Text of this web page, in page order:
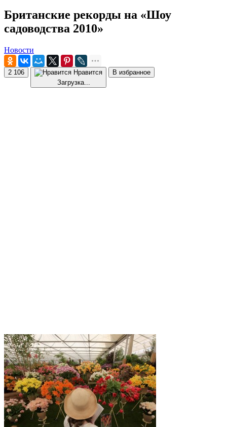
Британские рекорды на «Шоу
садоводства 2010»
Новости
2 106
Нравится
Загрузка...
В избранное